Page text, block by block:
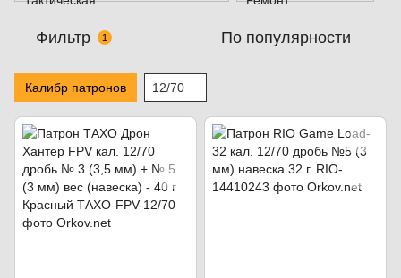
Фильтр 1 По популярности
Калибр патронов 12/70